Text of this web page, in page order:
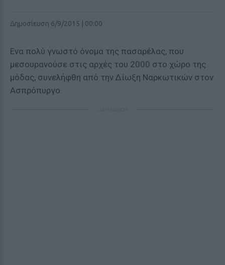
Δημοσίευση 6/9/2015 | 00:00
Ενα πολύ γνωστό όνομα της πασαρέλας, που
μεσουρανούσε στις αρχές του 2000 στο χώρο της
μόδας, συνελήφθη από την Δίωξη Ναρκωτικών στον
Ασπρόπυργο.